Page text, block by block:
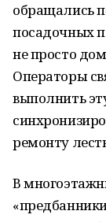
обращались
посадочных
не просто
Операторы
выполнить
ремонту
В